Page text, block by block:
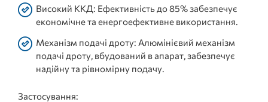
Високий ККД: Ефективність до 85% забезпечує
економічне та енергоефективне використання.
Механізм подачі дроту: Алюмінієвий механізм
подачі дроту, вбудований в апарат, забезпечує
надійну та рівномірну подачу.
Застосування: